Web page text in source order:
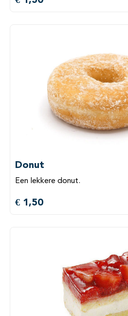
Donut
Een lekkere donut.
€ 1,50